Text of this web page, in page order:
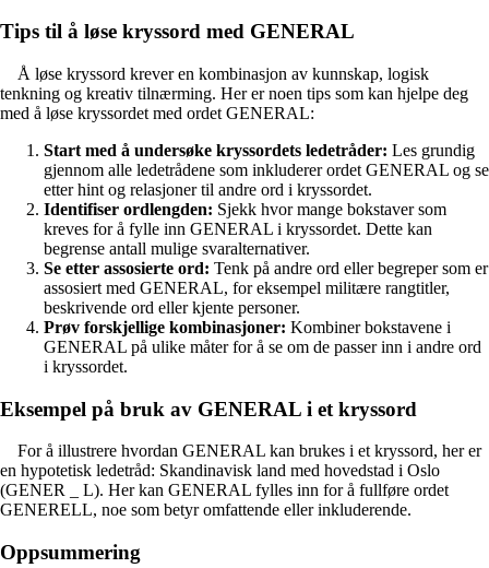
Tips til å løse kryssord med GENERAL
Å løse kryssord krever en kombinasjon av kunnskap, logisk
tenkning og kreativ tilnærming. Her er noen tips som kan hjelpe deg
med å løse kryssordet med ordet GENERAL:
Start med å undersøke kryssordets ledetråder: Les grundig
gjennom alle ledetrådene som inkluderer ordet GENERAL og se
etter hint og relasjoner til andre ord i kryssordet.
Identifiser ordlengden: Sjekk hvor mange bokstaver som
kreves for å fylle inn GENERAL i kryssordet. Dette kan
begrense antall mulige svaralternativer.
Se etter assosierte ord: Tenk på andre ord eller begreper som er
assosiert med GENERAL, for eksempel militære rangtitler,
beskrivende ord eller kjente personer.
Prøv forskjellige kombinasjoner: Kombiner bokstavene i
GENERAL på ulike måter for å se om de passer inn i andre ord
i kryssordet.
Eksempel på bruk av GENERAL i et kryssord
For å illustrere hvordan GENERAL kan brukes i et kryssord, her er
en hypotetisk ledetråd: Skandinavisk land med hovedstad i Oslo
(GENER _ L). Her kan GENERAL fylles inn for å fullføre ordet
GENERELL, noe som betyr omfattende eller inkluderende.
Oppsummering